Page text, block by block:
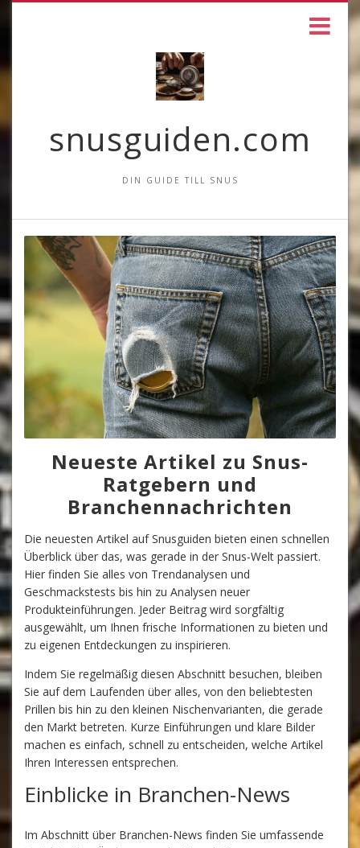
snusguiden.com
DIN GUIDE TILL SNUS
Neueste Artikel zu Snus-
Ratgebern und
Branchennachrichten
Die neuesten Artikel auf Snusguiden bieten einen schnellen
Überblick über das, was gerade in der Snus-Welt passiert.
Hier finden Sie alles von Trendanalysen und
Geschmackstests bis hin zu Analysen neuer
Produkteinführungen. Jeder Beitrag wird sorgfältig
ausgewählt, um Ihnen frische Informationen zu bieten und
zu eigenen Entdeckungen zu inspirieren.
Indem Sie regelmäßig diesen Abschnitt besuchen, bleiben
Sie auf dem Laufenden über alles, von den beliebtesten
Prillen bis hin zu den kleinen Nischenvarianten, die gerade
den Markt betreten. Kurze Einführungen und klare Bilder
machen es einfach, schnell zu entscheiden, welche Artikel
Ihren Interessen entsprechen.
Einblicke in Branchen-News
Im Abschnitt über Branchen-News finden Sie umfassende